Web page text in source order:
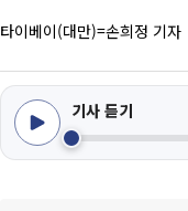
타이베이(대만)=손희정 기자
기사 듣기